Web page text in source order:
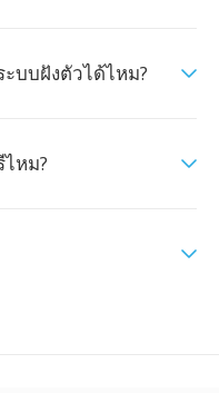
บบฝังตัวได้ไหม?
หม?